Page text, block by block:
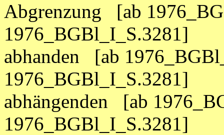
Abgrenzung [ab
1976_BGBl_I_S.3281]
abhanden [ab
1976_BGBl_I_S.3281]
abhängenden [ab
1976_BGBl_I_S.3281]